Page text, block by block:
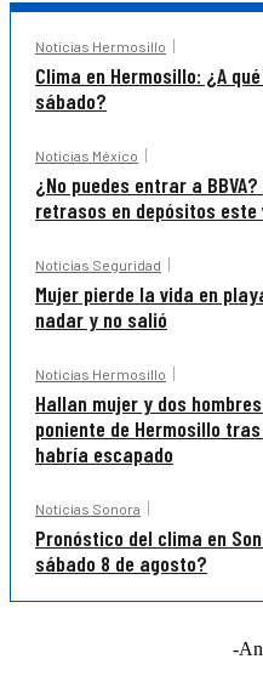
Noticias Hermosillo
Clima en Hermosillo: ¿A
sábado?
Noticias México
¿No puedes entrar a
retrasos en depósitos este
Noticias Seguridad
Mujer pierde la vida en
nadar y no salió
Noticias Hermosillo
Hallan mujer y dos
poniente de Hermosillo
habría escapado
Noticias Sonora
Pronóstico del clima en
sábado 8 de agosto?
-